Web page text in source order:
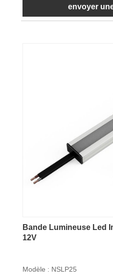
envoyer
Bande Lumineuse Led
12V
Modèle : NSLP25